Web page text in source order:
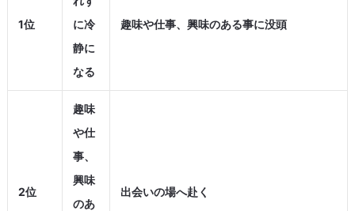
1位
に冷
静に
なる
趣味や仕事、興味のある事に没頭
2位
趣味
や仕
事、
興味
のあ
出会いの場へ赴く